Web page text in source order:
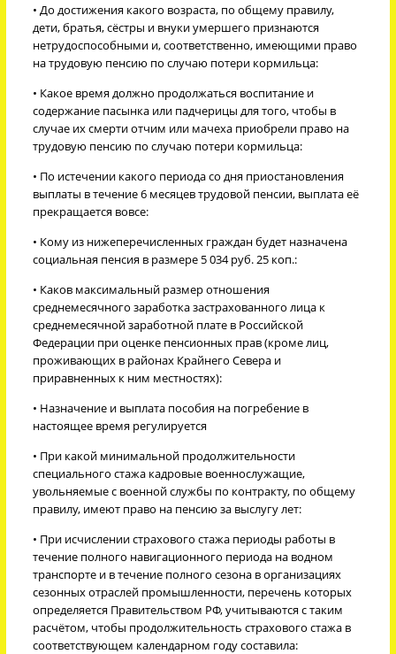
• До достижения какого возраста, по общему правилу,
дети, братья, сёстры и внуки умершего признаются
нетрудоспособными и, соответственно, имеющими право
на трудовую пенсию по случаю потери кормильца:
• Какое время должно продолжаться воспитание и
содержание пасынка или падчерицы для того, чтобы в
случае их смерти отчим или мачеха приобрели право на
трудовую пенсию по случаю потери кормильца:
• По истечении какого периода со дня приостановления
выплаты в течение 6 месяцев трудовой пенсии, выплата её
прекращается вовсе:
• Кому из нижеперечисленных граждан будет назначена
социальная пенсия в размере 5 034 руб. 25 коп.:
• Каков максимальный размер отношения
среднемесячного заработка застрахованного лица к
среднемесячной заработной плате в Российской
Федерации при оценке пенсионных прав (кроме лиц,
проживающих в районах Крайнего Севера и
приравненных к ним местностях):
• Назначение и выплата пособия на погребение в
настоящее время регулируется
• При какой минимальной продолжительности
специального стажа кадровые военнослужащие,
увольняемые с военной службы по контракту, по общему
правилу, имеют право на пенсию за выслугу лет:
• При исчислении страхового стажа периоды работы в
течение полного навигационного периода на водном
транспорте и в течение полного сезона в организациях
сезонных отраслей промышленности, перечень которых
определяется Правительством РФ, учитываются с таким
расчётом, чтобы продолжительность страхового стажа в
соответствующем календарном году составила: